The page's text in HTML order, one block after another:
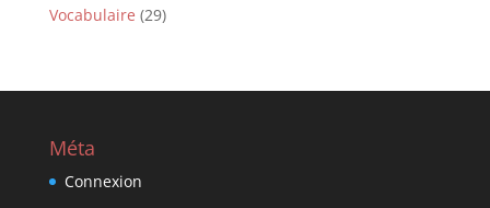
Vocabulaire (29)
Méta
Connexion